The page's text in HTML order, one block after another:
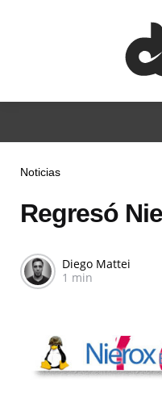
Noticias
Regresó
Diego Mattei
1 min